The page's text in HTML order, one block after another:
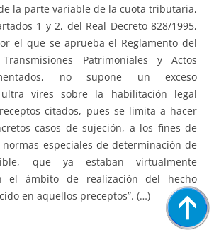
la parte variable de la cuota tributaria,
1 y 2, del Real Decreto 828/1995,
el que se aprueba el Reglamento del
Patrimoniales y Actos
no supone un exceso
vires sobre la habilitación legal
citados, pues se limita a hacer
casos de sujeción, a los fines de
especiales de determinación de
que ya estaban virtualmente
el ámbito de realización del hecho
en aquellos preceptos”. (…)